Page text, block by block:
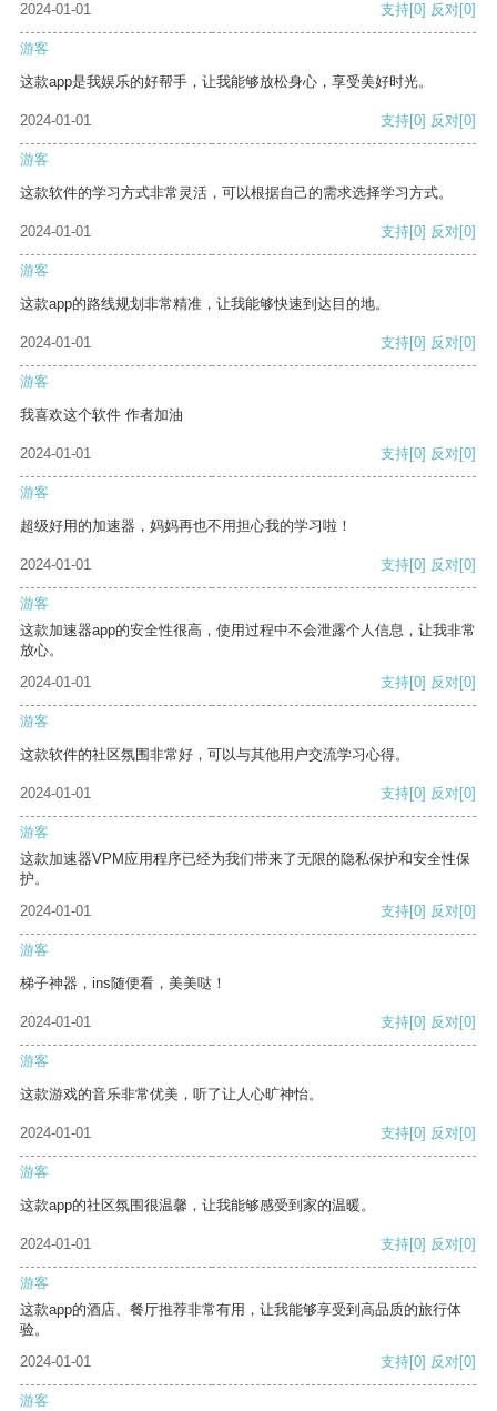
2024-01-01 支持[0] 反对[0]
游客
这款app是我娱乐的好帮手，让我能够放松身心，享受美好时光。
2024-01-01 支持[0] 反对[0]
游客
这款软件的学习方式非常灵活，可以根据自己的需求选择学习方式。
2024-01-01 支持[0] 反对[0]
游客
这款app的路线规划非常精准，让我能够快速到达目的地。
2024-01-01 支持[0] 反对[0]
游客
我喜欢这个软件 作者加油
2024-01-01 支持[0] 反对[0]
游客
超级好用的加速器，妈妈再也不用担心我的学习啦！
2024-01-01 支持[0] 反对[0]
游客
这款加速器app的安全性很高，使用过程中不会泄露个人信息，让我非常
放心。
2024-01-01
支持[0] 反对[0]
游客
这款软件的社区氛围非常好，可以与其他用户交流学习心得。
2024-01-01 支持[0] 反对[0]
游客
这款加速器VPM应用程序已经为我们带来了无限的隐私保护和安全性保
护。
2024-01-01
支持[0] 反对[0]
游客
梯子神器，ins随便看，美美哒！
2024-01-01 支持[0] 反对[0]
游客
这款游戏的音乐非常优美，听了让人心旷神怡。
2024-01-01 支持[0] 反对[0]
游客
这款app的社区氛围很温馨，让我能够感受到家的温暖。
2024-01-01 支持[0] 反对[0]
游客
这款app的酒店、餐厅推荐非常有用，让我能够享受到高品质的旅行体
验。
2024-01-01
支持[0] 反对[0]
游客